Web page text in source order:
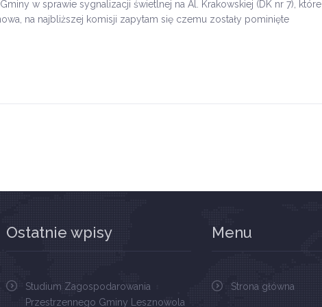
w sprawie sygnalizacji świetlnej na Al. Krakowskiej (DK nr 7), które
na najbliższej komisji zapytam się czemu zostały pominięte
Ostatnie wpisy
Studium Zagospodarowania
Przestrzennego Gminy Lesznowola
Menu
Strona główna